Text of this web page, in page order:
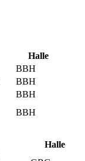
Halle
BBH
BBH
BBH
BBH
Halle